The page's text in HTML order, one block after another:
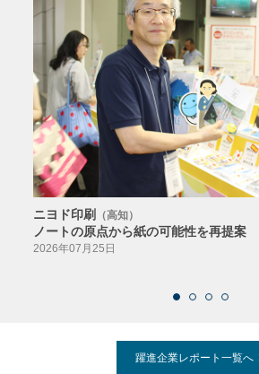
ニヨド印刷 （高知）
ノートの原点から紙の可能性を再提案
2026年07月25日
躍進企業レポート一覧へ